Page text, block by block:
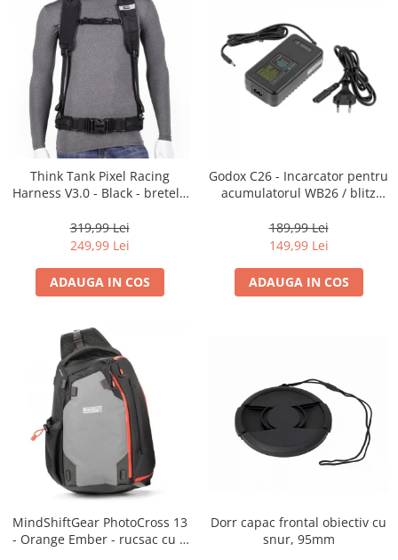
Imprimante
Scannere Documente
Hartie foto
Filme foto si scanere film
Materiale foto alb-negru
Aparate foto unica folosinta
Filme instant FUJI INSTAX
diapozitive 35mm color
diapozitive late 120mm color
negative 35mm color
negative late 120mm alb-negru
negative late 120mm color
Scanere Film
Binocluri, Lupe si Telescoape
Binocluri
Accesorii pentru Lunete si
Telescoape
Think Tank Pixel Racing
Harness V3.0 - Black - bretele
319,99 Lei
249,99 Lei
ADAUGA IN COS
Godox C26 - Incarcator pentru
acumulatorul WB26 / blitz
189,99 Lei
149,99 Lei
ADAUGA IN COS
MindShiftGear PhotoCross 13
- Orange Ember - rucsac cu o
Dorr capac frontal obiectiv cu
snur, 95mm